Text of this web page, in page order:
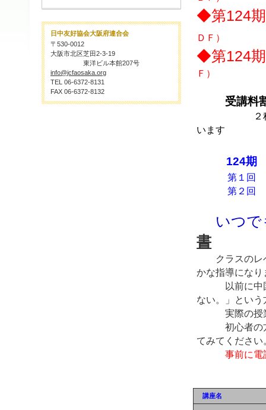
◆第124期
ＤＦ）
◆第124期
Ｆ）
受講料
２科目
います
124期
第１回
第２回 4
いつ
書
クラスのレ
かな指導になり
以前に中国
ない。」という
実際の授業
初心者の方
てみてください
事前に電
講座名
日中友好協会大阪府連合会
〒530-0012
大阪市北区芝田2-3-19
東洋ビル本館207号
info@jcfaosaka.org
TEL 06-6372-8131
FAX 06-6372-8132